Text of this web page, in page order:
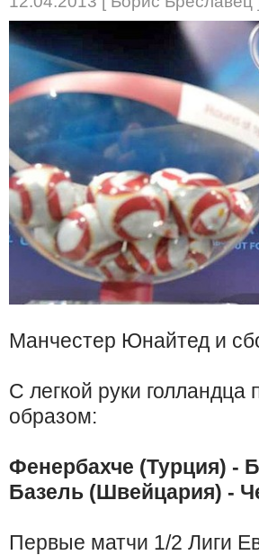
Манчестер Юнайтед и
С легкой руки
образом:
Фенербахче (Турция) -
Базель (Швейцария) -
Первые матчи 1/2 Лиги